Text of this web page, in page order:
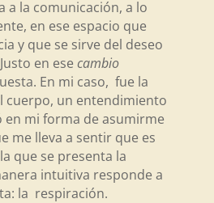
a la comunicación, a lo
en ese espacio que
y que se sirve del deseo
Justo en ese cambio
En mi caso, fue la
cuerpo, un entendimiento
mi forma de asumirme
me lleva a sentir que es
que se presenta la
intuitiva responde a
la respiración.